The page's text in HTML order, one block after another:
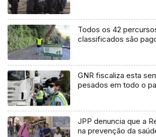
Todos os 42
classificados são
GNR fiscaliza esta
pesados em todo o
JPP denuncia que a
na prevenção da